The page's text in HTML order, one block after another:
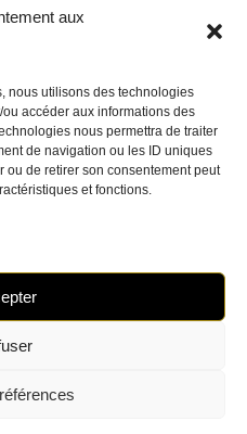
aux
nous utilisons des technologies
accéder aux informations des
nous permettra de traiter
de navigation ou les ID uniques
ou de retirer son consentement peut
et fonctions.